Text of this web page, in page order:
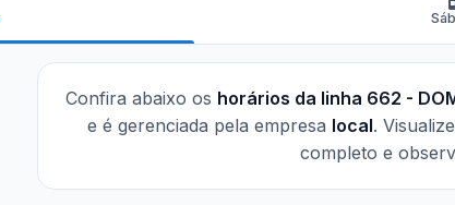
Confira abaixo os horários da linha 662 -
e é gerenciada pela empresa local.
completo e